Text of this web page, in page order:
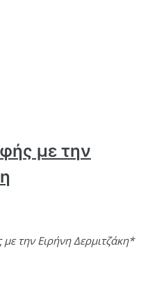
με την
την Ειρήνη Δερμιτζάκη*